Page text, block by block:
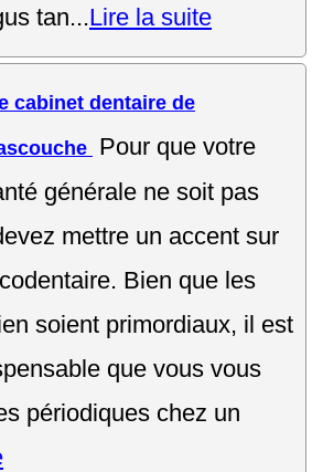
tan...Lire la suite
cabinet dentaire de
Pour que votre
générale ne soit pas
mettre un accent sur
Bien que les
soient primordiaux, il est
que vous vous
périodiques chez un